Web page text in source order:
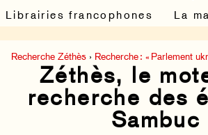
Librairies francophones
La
Recherche Zéthès › Recherche : « Parlement
Zéthès, le
recherche des
Sambuc